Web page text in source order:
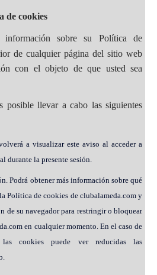
de cookies
información sobre su Política de
de cualquier página del sitio web
con el objeto de que usted sea
posible llevar a cabo las siguientes
a visualizar este aviso al acceder a
durante la presente sesión.
Podrá obtener más información sobre qué
Política de cookies de clubalameda.com y
de su navegador para restringir o bloquear
en cualquier momento. En el caso de
cookies puede ver reducidas las